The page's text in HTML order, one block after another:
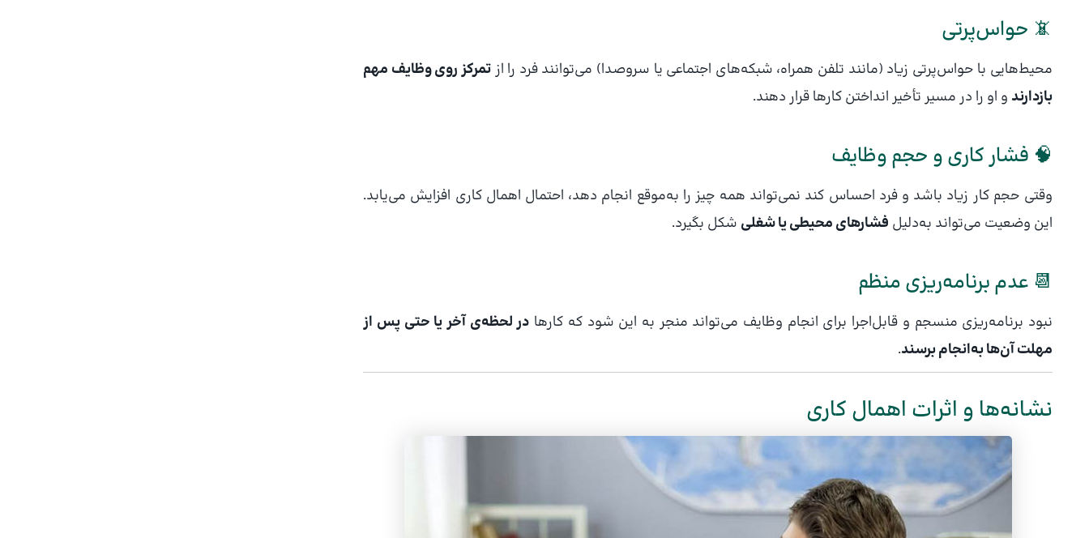
📵 حواس‌پرتی
محیط‌هایی با حواس‌پرتی زیاد (مانند تلفن همراه، شبکه‌های اجتماعی یا سروصدا) می‌توانند فرد را از تمرکز روی وظایف مهم
بازدارند و او را در مسیر تأخیر انداختن کارها قرار دهند.
🧠 فشار کاری و حجم وظایف
وقتی حجم کار زیاد باشد و فرد احساس کند نمی‌تواند همه چیز را به‌موقع انجام دهد، احتمال اهمال کاری افزایش می‌یابد.
این وضعیت می‌تواند به‌دلیل فشارهای محیطی یا شغلی شکل بگیرد.
📆 عدم برنامه‌ریزی منظم
نبود برنامه‌ریزی منسجم و قابل‌اجرا برای انجام وظایف می‌تواند منجر به این شود که کارها در لحظه‌ی آخر یا حتی پس از
مهلت آن‌ها به‌انجام برسند.
نشانه‌ها و اثرات اهمال کاری